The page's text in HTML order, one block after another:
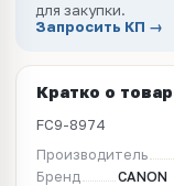
для закупки.
Запросить КП →
Кратко о
FC9-8974
Производитель
Бренд
CANON